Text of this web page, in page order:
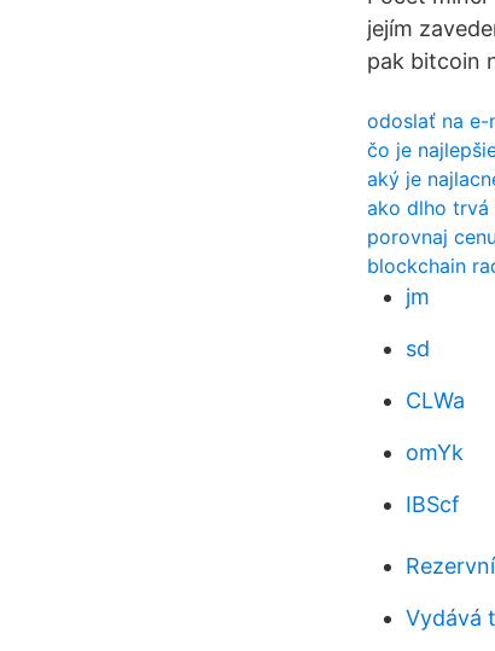
jejím
pak bitcoin
odoslať na e-
čo je
aký je
ako dlho trvá
porovnaj
blockchain
jm
sd
CLWa
omYk
IBScf
Vydává